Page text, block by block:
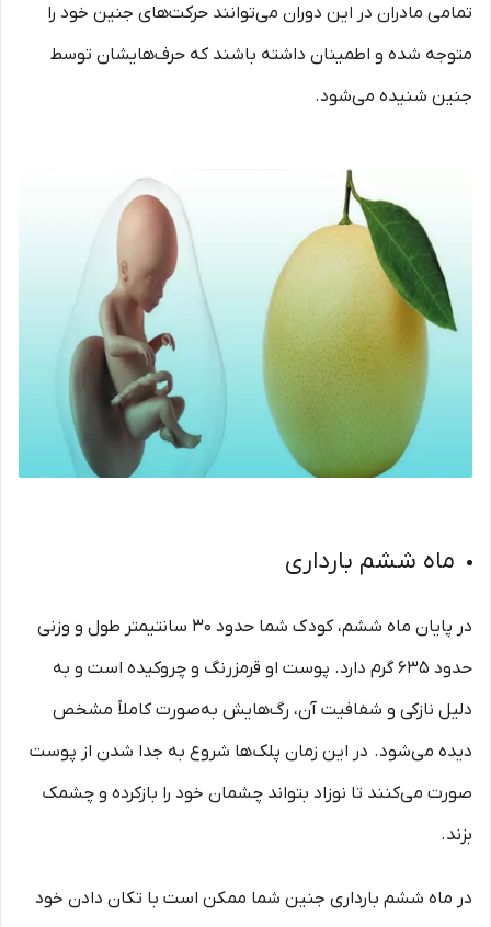
تمامی مادران در این دوران می‌توانند حرکت‌های جنین خود را
متوجه شده و اطمینان داشته باشند که حرف‌هایشان توسط
جنین شنیده می‌شود.
ماه ششم بارداری
در پایان ماه ششم، کودک شما حدود 30 سانتیمتر طول و وزنی
حدود 635 گرم دارد. پوست او قرمزرنگ و چروکیده است و به
دلیل نازکی و شفافیت آن، رگ‌هایش به‌صورت کاملاً مشخص
دیده می‌شود. در این زمان پلک‌ها شروع به جدا شدن از پوست
صورت می‌کنند تا نوزاد بتواند چشمان خود را بازکرده و چشمک
بزند.
در ماه ششم بارداری جنین شما ممکن است با تکان دادن خود